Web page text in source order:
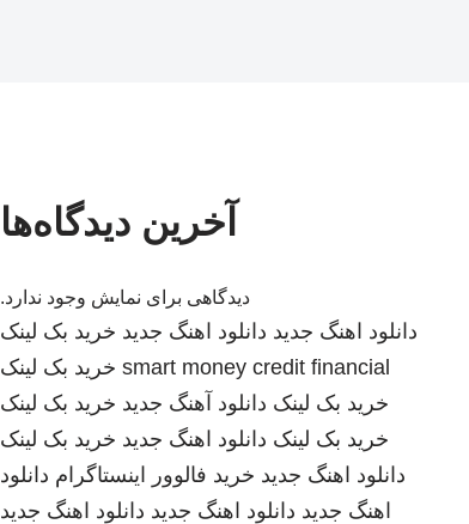
آخرین دیدگاه‌ها
دیدگاهی برای نمایش وجود ندارد.
دانلود اهنگ جدید دانلود اهنگ جدید خرید بک لینک
smart money credit financial خرید بک لینک
خرید بک لینک دانلود آهنگ جدید خرید بک لینک
خرید بک لینک دانلود اهنگ جدید خرید بک لینک
دانلود اهنگ جدید خرید فالوور اینستاگرام دانلود
اهنگ جدید دانلود اهنگ جدید دانلود اهنگ جدید